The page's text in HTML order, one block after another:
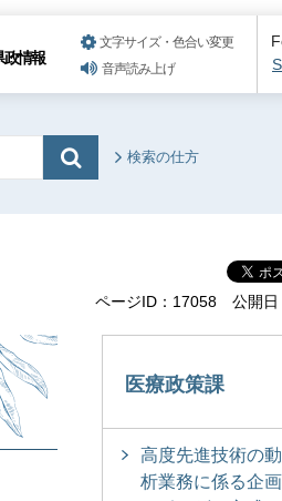
政情報
文字サイズ・色合い変更
音声読み上げ
検索の仕方
ページID：17058 公開
医療政策課
高度先進技術の
析業務に係る企